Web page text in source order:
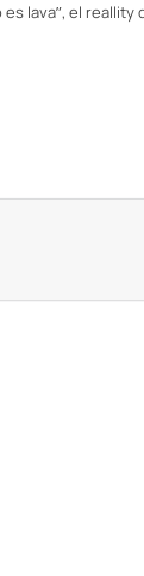
lava”, el